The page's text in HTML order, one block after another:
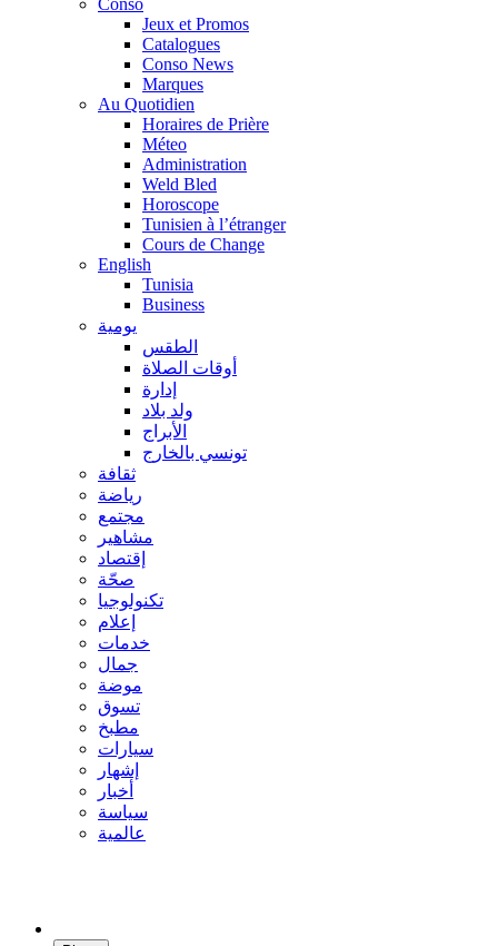
Conso
Jeux et Promos
Catalogues
Conso News
Marques
Au Quotidien
Horaires de Prière
Méteo
Administration
Weld Bled
Horoscope
Tunisien à l’étranger
Cours de Change
English
Tunisia
Business
يومية
الطقس
أوقات الصلاة
إدارة
ولد بلاد
الأبراج
تونسي بالخارج
ثقافة
رياضة
مجتمع
مشاهير
إقتصاد
صحّة
تكنولوجيا
إعلام
خدمات
جمال
موضة
تسوق
مطبخ
سيارات
إشهار
أخبار
سياسة
عالمية